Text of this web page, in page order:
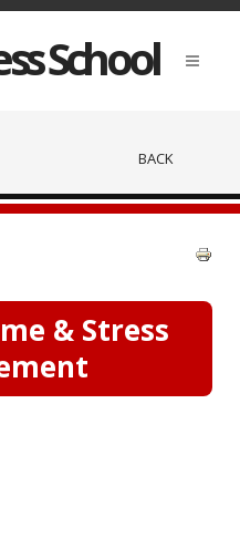
School
BACK
& Stress